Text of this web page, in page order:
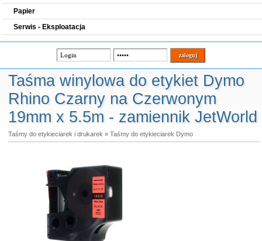
Papier
Serwis - Eksploatacja
Taśma winylowa do etykiet Dymo
Rhino Czarny na Czerwonym
19mm x 5.5m - zamiennik JetWorld
Taśmy do etykieciarek i drukarek » Taśmy do etykieciarek Dymo